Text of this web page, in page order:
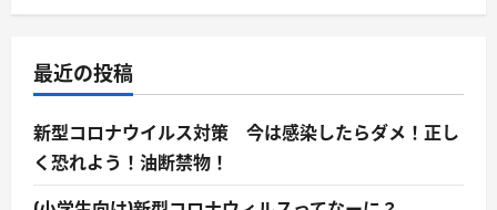
最近の投稿
新型コロナウイルス対策 今は感染したらダメ！正し
く恐れよう！油断禁物！